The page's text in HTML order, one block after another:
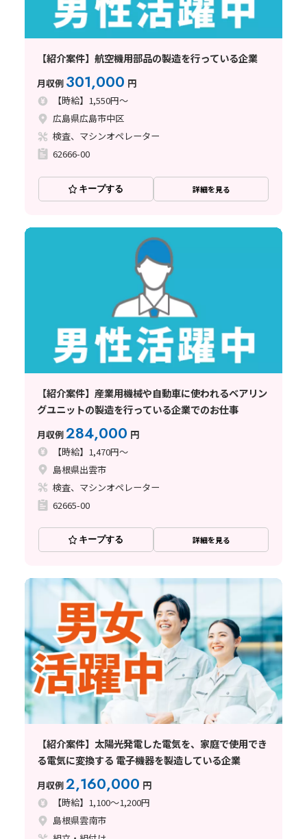
【紹介案件】航空機用部品の製造を行っている企業
月収例 301,000 円
【時給】1,550円～
広島県広島市中区
検査、マシンオペレーター
62666-00
キープする 詳細を見る
【紹介案件】産業用機械や自動車に使われるベアリン
グユニットの製造を行っている企業でのお仕事
月収例284,000 円
【時給】1,470円～
島根県出雲市
検査、マシンオペレーター
62665-00
キープする 詳細を見る
【紹介案件】太陽光発電した電気を、家庭で使用でき
る電気に変換する 電子機器を製造している企業
月収例2,160,000 円
【時給】1,100～1,200円
島根県雲南市